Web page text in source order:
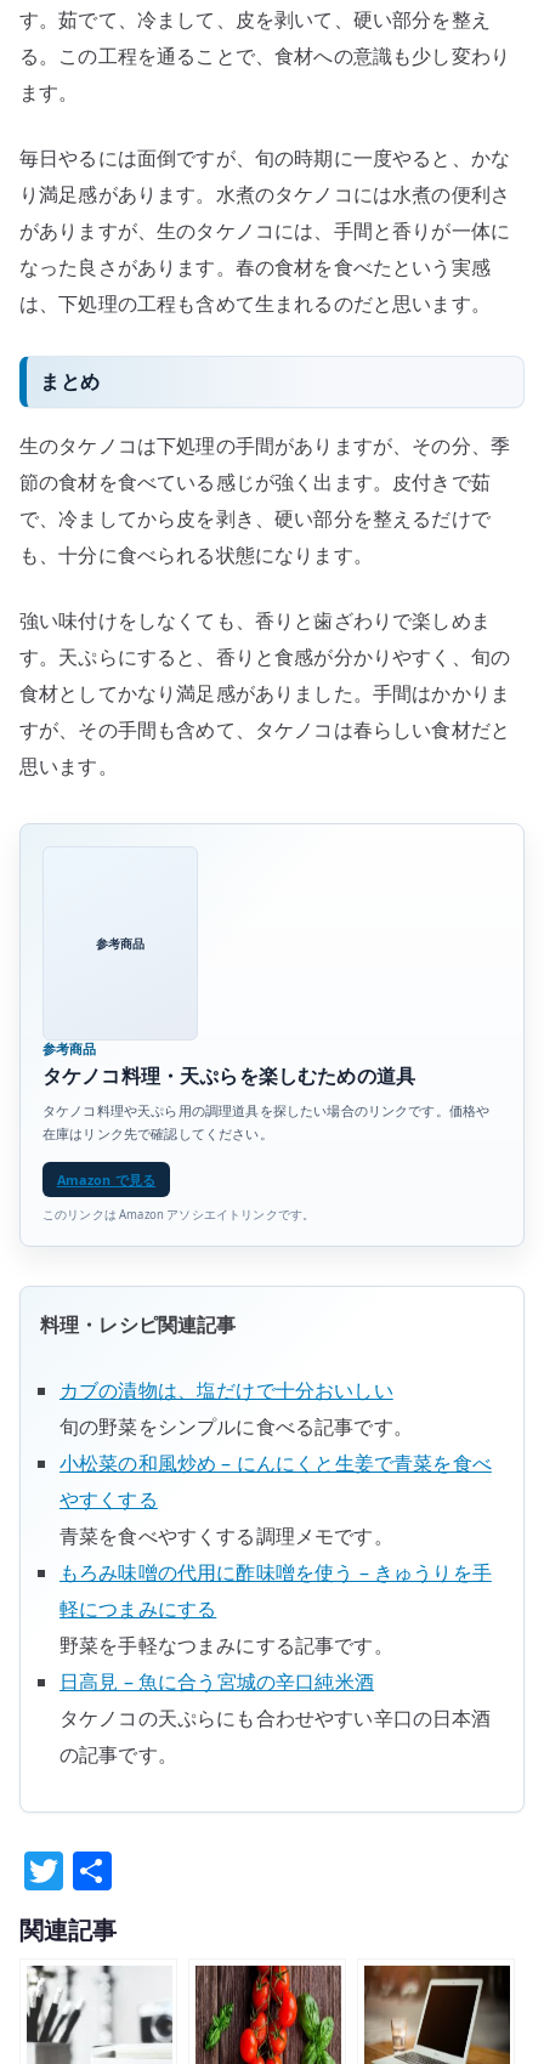
す。茹でて、冷まして、皮を剥いて、硬い部分を整え
る。この工程を通ることで、食材への意識も少し変わり
ます。
毎日やるには面倒ですが、旬の時期に一度やると、かな
り満足感があります。水煮のタケノコには水煮の便利さ
がありますが、生のタケノコには、手間と香りが一体に
なった良さがあります。春の食材を食べたという実感
は、下処理の工程も含めて生まれるのだと思います。
まとめ
生のタケノコは下処理の手間がありますが、その分、季
節の食材を食べている感じが強く出ます。皮付きで茹
で、冷ましてから皮を剥き、硬い部分を整えるだけで
も、十分に食べられる状態になります。
強い味付けをしなくても、香りと歯ざわりで楽しめま
す。天ぷらにすると、香りと食感が分かりやすく、旬の
食材としてかなり満足感がありました。手間はかかりま
すが、その手間も含めて、タケノコは春らしい食材だと
思います。
参考商品
参考商品
タケノコ料理・天ぷらを楽しむための道具
タケノコ料理や天ぷら用の調理道具を探したい場合のリンクです。価格や
在庫はリンク先で確認してください。
Amazon で見る
このリンクは Amazon アソシエイトリンクです。
料理・レシピ関連記事
カブの漬物は、塩だけで十分おいしい
旬の野菜をシンプルに食べる記事です。
小松菜の和風炒め – にんにくと生姜で青菜を食べ
やすくする
青菜を食べやすくする調理メモです。
もろみ味噌の代用に酢味噌を使う – きゅうりを手
軽につまみにする
野菜を手軽なつまみにする記事です。
日高見 – 魚に合う宮城の辛口純米酒
タケノコの天ぷらにも合わせやすい辛口の日本酒
の記事です。
T
w
it
te
r
有
関連記事